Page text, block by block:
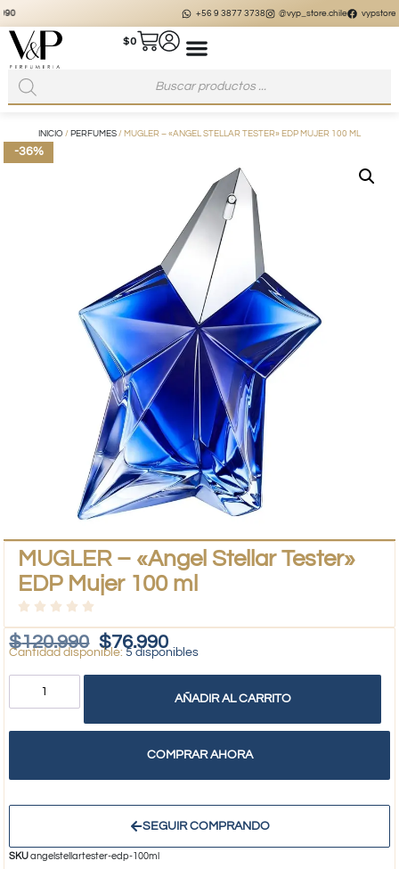
@vyp_store.chile vypstore.cl
$0
INICIO / PERFUMES / MUGLER – «ANGEL STELLAR TESTER» EDP MUJER 100 ML
-36%
MUGLER – «Angel Stellar Tester»
EDP Mujer 100 ml
$120.990 $76.990
5 disponibles
AÑADIR AL CARRITO
COMPRAR AHORA
SEGUIR COMPRANDO
SKUangelstellartester-edp-100ml